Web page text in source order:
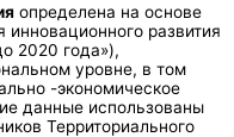
определена на основе
развития
2020 года»),
уровне, в том
-экономическое
данные использованы
Территориального